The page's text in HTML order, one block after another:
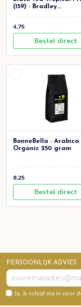
(159) - Bradley...
4,75
Bestel direct
BonneBella - Arabica
Organic 250 gram
8,25
Bestel direct
PERSOONLIJK ADVIES
Ja, ik schrijf me in voor